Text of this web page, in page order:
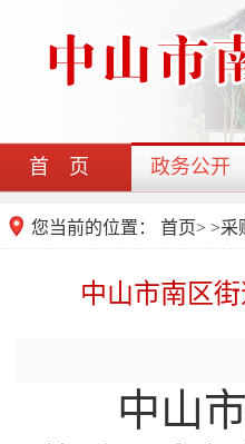
首 页 政务公开
您当前的位置： 首页> >采
中山市南区
中山市